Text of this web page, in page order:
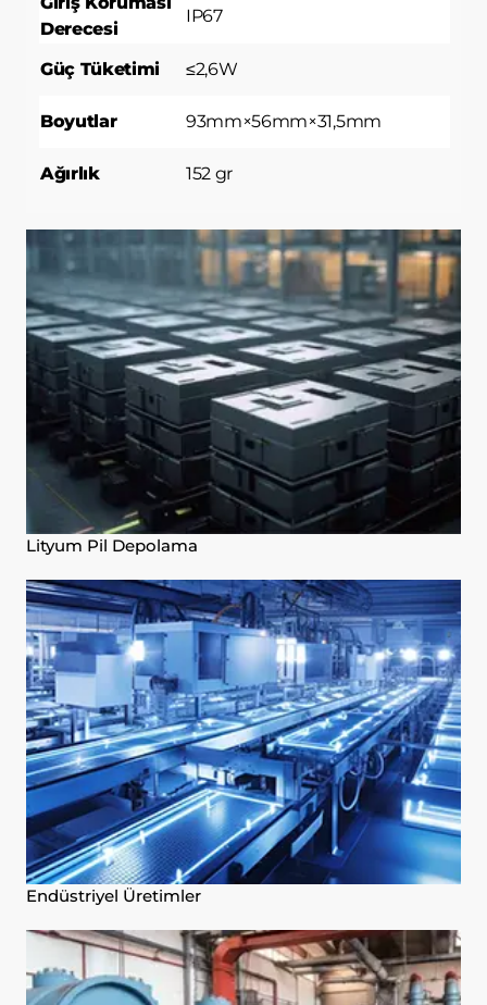
Derecesi
IP67
Güç Tüketimi ≤2,6W
Boyutlar 93mm×56mm×31,5mm
Ağırlık 152 gr
Lityum Pil Depolama
Endüstriyel Üretimler